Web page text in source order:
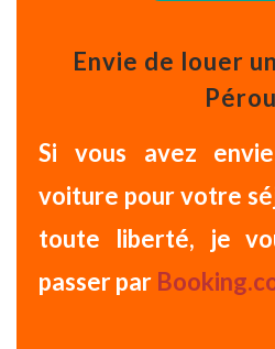
Envie de louer
Si vous avez
voiture pour votre
toute liberté, je
passer par